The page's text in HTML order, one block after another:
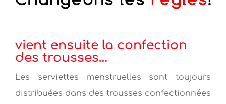
vient ensuite la confection
des trousses…
Les serviettes menstruelles sont toujours
distribuées dans des trousses confectionnées